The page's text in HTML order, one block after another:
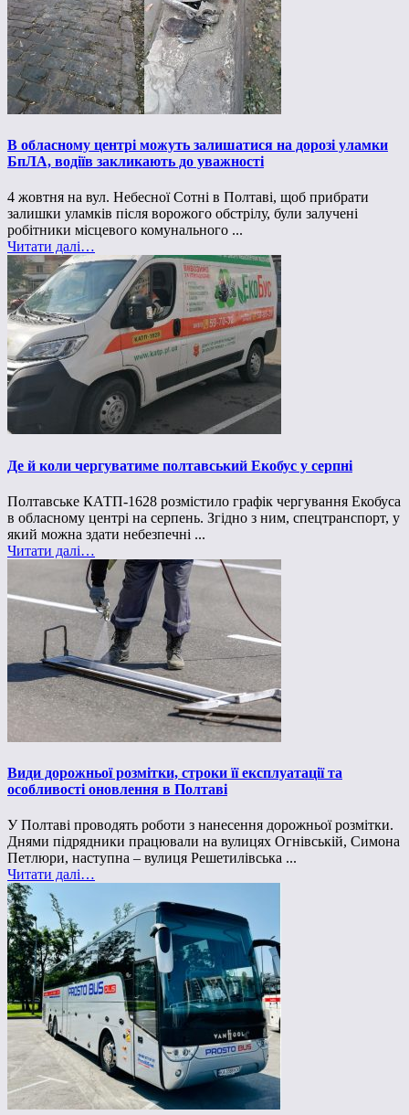
В обласному центрі можуть залишатися на дорозі уламки
БпЛА, водіїв закликають до уважності
4 жовтня на вул. Небесної Сотні в Полтаві, щоб прибрати
залишки уламків після ворожого обстрілу, були залучені
робітники місцевого комунального ...
Читати далі…
Де й коли чергуватиме полтавський Екобус у серпні
Полтавське КАТП-1628 розмістило графік чергування Екобуса
в обласному центрі на серпень. Згідно з ним, спецтранспорт, у
який можна здати небезпечні ...
Читати далі…
Види дорожньої розмітки, строки її експлуатації та
особливості оновлення в Полтаві
У Полтаві проводять роботи з нанесення дорожньої розмітки.
Днями підрядники працювали на вулицях Огнівській, Симона
Петлюри, наступна – вулиця Решетилівська ...
Читати далі…